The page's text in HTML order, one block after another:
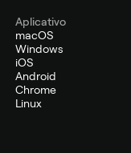
Aplicativo
macOS
Windows
iOS
Android
Chrome
Linux